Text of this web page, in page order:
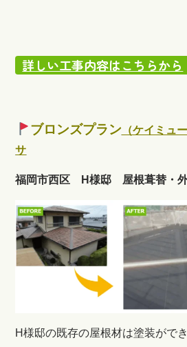
詳しい工事内容はこちらから
ブロンズプラン （ケイミュ
サ
福岡市西区 H様邸 屋根葺替・
H様邸の既存の屋根材は塗装がで